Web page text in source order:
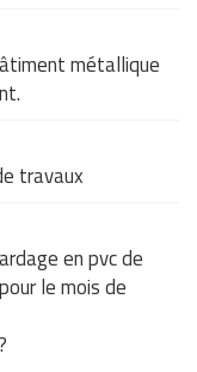
métallique
travaux
en pvc de
le mois de